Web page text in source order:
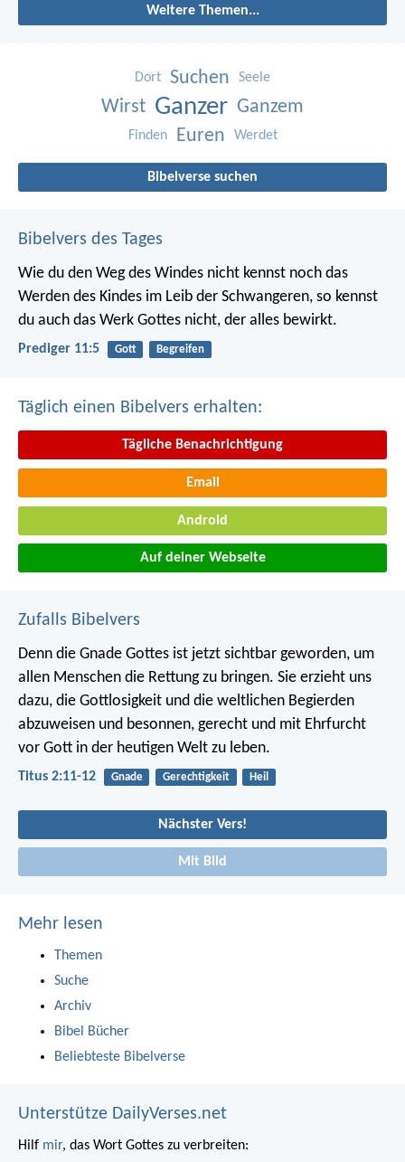
Weitere Themen...
Dort Suchen Seele
Wirst Ganzer Ganzem
Finden Euren Werdet
Bibelverse suchen
Bibelvers des Tages
Wie du den Weg des Windes nicht kennst noch das
Werden des Kindes im Leib der Schwangeren, so kennst
du auch das Werk Gottes nicht, der alles bewirkt.
Prediger 11:5 Gott Begreifen
Täglich einen Bibelvers erhalten:
Tägliche Benachrichtigung
Email
Android
Auf deiner Webseite
Zufalls Bibelvers
Denn die Gnade Gottes ist jetzt sichtbar geworden, um
allen Menschen die Rettung zu bringen. Sie erzieht uns
dazu, die Gottlosigkeit und die weltlichen Begierden
abzuweisen und besonnen, gerecht und mit Ehrfurcht
vor Gott in der heutigen Welt zu leben.
Titus 2:11-12 Gnade Gerechtigkeit Heil
Nächster Vers!
Mit Bild
Mehr lesen
Themen
Suche
Archiv
Bibel Bücher
Beliebteste Bibelverse
Unterstütze DailyVerses.net
Hilf mir, das Wort Gottes zu verbreiten: